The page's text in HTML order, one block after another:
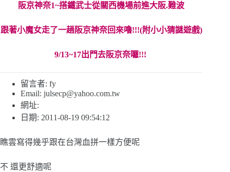
阪京神奈1~搭鐵武士從關西機場前進大阪.難波
跟著小魔女走了一趟阪京神奈回來嚕!!!(附小小猜謎遊戲)
9/13~17出門去阪京奈囉!!!
留言者: fy
Email: julsecp@yahoo.com.tw
網址:
日期: 2011-08-19 09:54:12
瞧雲寫得幾乎跟在台灣血拼一樣方便呢
不 還更舒適呢